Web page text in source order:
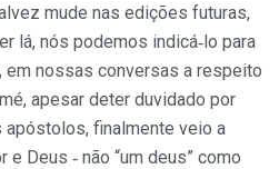
mude nas edições futuras,
lá, nós podemos indicá‑lo para
em nossas conversas a respeito
apesar deter duvidado por
finalmen­te veio a
Deus ‑ não “um deus” como